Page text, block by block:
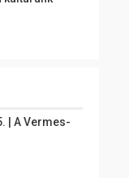
| A Vermes-